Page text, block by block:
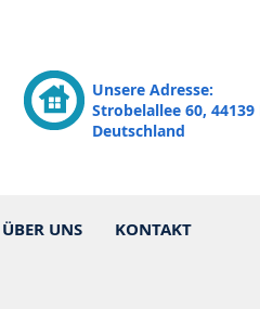
Unsere Adresse:
Strobelallee 60,
Deutschland
ÜBER UNS KONTAKT